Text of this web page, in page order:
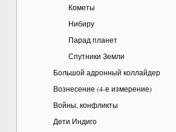
Кометы
Нибиру
Парад планет
Спутники Земли
Большой адронный коллайдер
Вознесение (4-е измерение)
Войны, конфликты
Дети Индиго